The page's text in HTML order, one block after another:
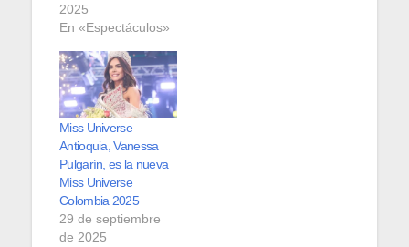
2025
En «Espectáculos»
Miss Universe
Antioquia, Vanessa
Pulgarín, es la nueva
Miss Universe
Colombia 2025
29 de septiembre
de 2025